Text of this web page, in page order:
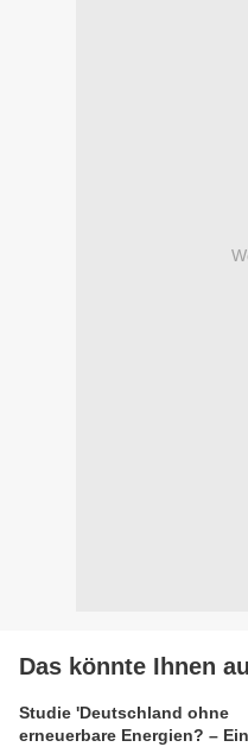
Das könnte Ihnen
Studie 'Deutschland ohne
erneuerbare Energien? –